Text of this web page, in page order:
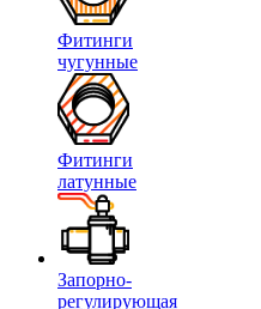
Фитинги
чугунные
Фитинги
латунные
Запорно-
регулирующая